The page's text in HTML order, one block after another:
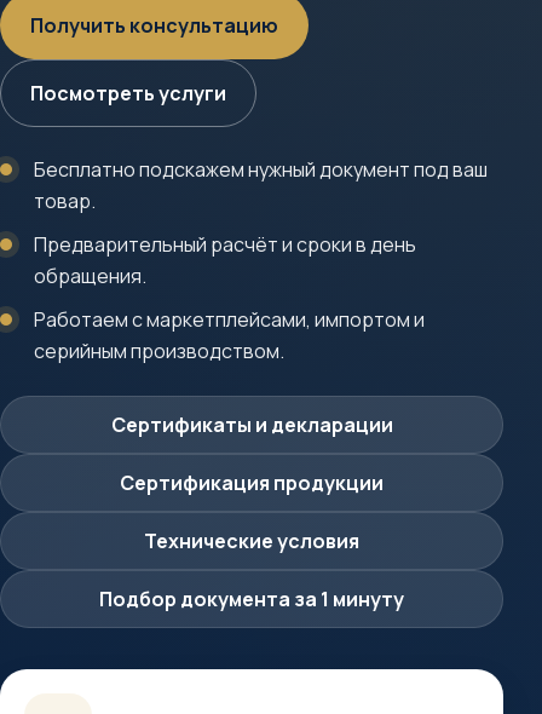
Получить консультацию
Посмотреть услуги
Бесплатно подскажем нужный документ под ваш
товар.
Предварительный расчёт и сроки в день
обращения.
Работаем с маркетплейсами, импортом и
серийным производством.
Сертификаты и декларации
Сертификация продукции
Технические условия
Подбор документа за 1 минуту